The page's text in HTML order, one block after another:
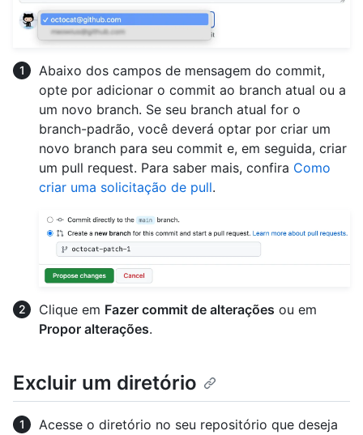
Abaixo dos campos de mensagem do commit,
opte por adicionar o commit ao branch atual ou a
um novo branch. Se seu branch atual for o
branch-padrão, você deverá optar por criar um
novo branch para seu commit e, em seguida, criar
um pull request. Para saber mais, confira Como
criar uma solicitação de pull.
Clique em Fazer commit de alterações ou em
Propor alterações.
Excluir um diretório
Acesse o diretório no seu repositório que deseja